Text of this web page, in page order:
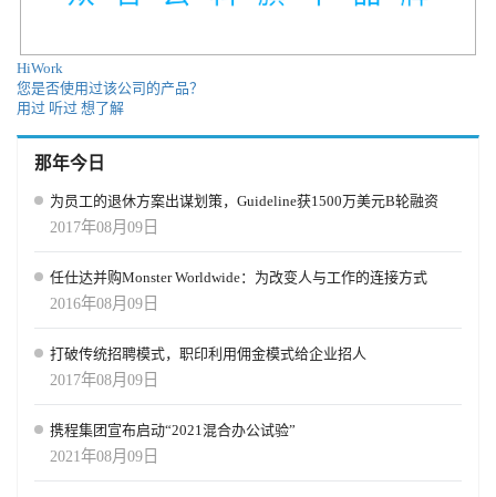
说，正是因为这个原因，公司才会不断发生变化。 杜阿尔特说：“为
了在我们的行业中生存，我们必须更善于变革。”人力资源作为一个
整体也是如此。 事实上，很多事情都在改变，不仅仅是技术。 以透
此，人力资源部将不得不认真研究他们公布的信息。 一个极端的例
子是公开披露支付给工人的工资。至少有一家名为Buffer的社交媒体
公司会这么做。在PayScale的一项关于工作满意度和薪酬的调查中，
该组织发现员工对他们的工作满意度和薪酬的了解越多，他们的工
资水平就越高。 总结 如果这里有一个关键点要解决，那就是未来的
过这种改变。但对于人力资源来说，有一些平静的想法：他们的工
作也可以说是这样。对于这些专业人员来说，工作的未来不仅仅是
重新定义工作场所、员工或技术……而是重新定义自己。最终，HR
将成为本次变革的驾驶员席位。塑造未来工作的力量在于能够应对
世代代的变革，处理技术的挑战，找到最适合员工和公司业务的文
future-of-work-is-now 以上翻译由AI完成，仅供参考。
HiWork
您是否使用过该公司的产品？
用过 听过 想了解
那年今日
为员工的退休方案出谋划策，Guideline获1500万美元B轮融资
2017年08月09日
任仕达并购Monster Worldwide：为改变人与工作的连接方式
2016年08月09日
打破传统招聘模式，职印利用佣金模式给企业招人
2017年08月09日
携程集团宣布启动“2021混合办公试验”
2021年08月09日